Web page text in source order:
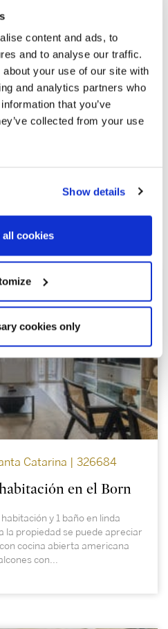
content and ads, to
and to analyse our traffic.
your use of our site with
and analytics partners who
that you’ve
collected from your use
Show details
cookies
cookies only
propiedades
Catarina | 326684
en el Born
y 1 baño en linda
la propiedad se puede apreciar
cocina abierta americana
con...